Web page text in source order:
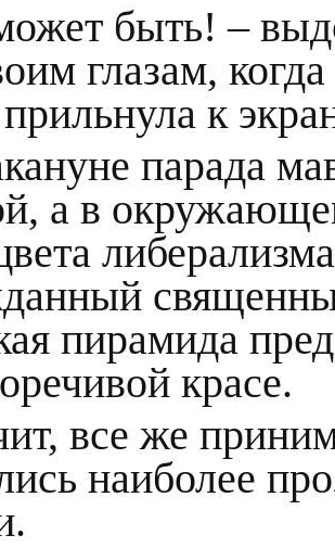
быть! –
глазам,
к
парада
а в
пирамида
красе.
все же
наиболее